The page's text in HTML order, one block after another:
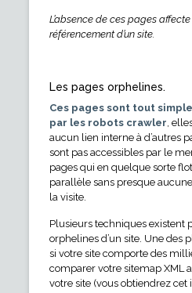
L’absence de ces pages
référencement d’un site.
Les pages orphelines.
Ces pages sont tout
par les robots crawler,
aucun lien interne à d’autres
sont pas accessibles par le
pages qui en quelque sorte
parallèle sans presque
la visite.
Plusieurs techniques existent
orphelines d’un site. Une des
si votre site comporte des
comparer votre sitemap XML
votre site (vous obtiendrez cet